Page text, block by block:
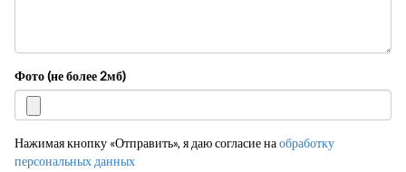
Фото (не более 2мб)
Нажимая кнопку «Отправить», я даю согласие наобработку
персональных данных